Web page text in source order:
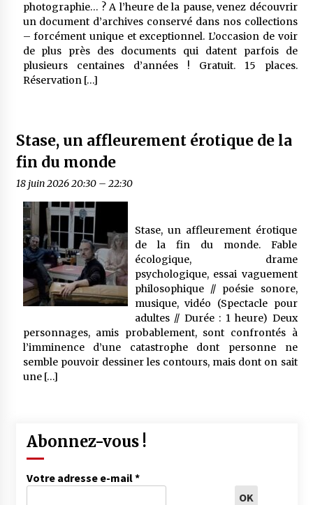
photographie… ? A l’heure de la pause, venez découvrir
un document d’archives conservé dans nos collections
– forcément unique et exceptionnel. L’occasion de voir
de plus près des documents qui datent parfois de
plusieurs centaines d’années ! Gratuit. 15 places.
Réservation […]
Stase, un affleurement érotique de la
fin du monde
18 juin 2026 20:30– 22:30
Stase, un affleurement érotique
de la fin du monde. Fable
écologique, drame
psychologique, essai vaguement
philosophique // poésie sonore,
musique, vidéo (Spectacle pour
adultes // Durée : 1 heure) Deux
personnages, amis probablement, sont confrontés à
l’imminence d’une catastrophe dont personne ne
semble pouvoir dessiner les contours, mais dont on sait
une […]
Abonnez-vous !
Votre adresse e-mail*